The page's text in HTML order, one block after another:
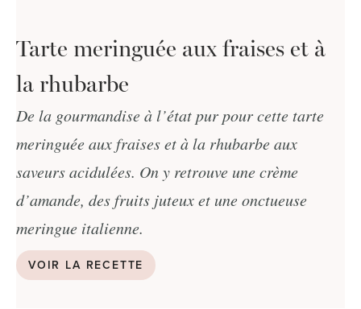
Tarte meringuée aux fraises et à
la rhubarbe
De la gourmandise à l’état pur pour cette tarte
meringuée aux fraises et à la rhubarbe aux
saveurs acidulées. On y retrouve une crème
d’amande, des fruits juteux et une onctueuse
meringue italienne.
VOIR LA RECETTE